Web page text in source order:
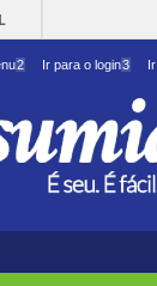
2 Ir para o login3